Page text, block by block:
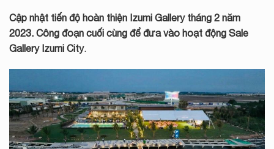
Cập nhật tiến độ hoàn thiện Izumi Gallery tháng 2 năm
2023. Công đoạn cuối cùng để đưa vào hoạt động Sale
Gallery Izumi City.